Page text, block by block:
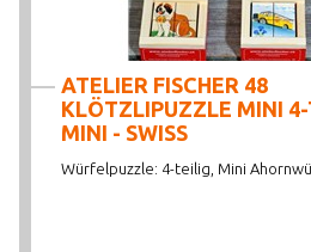
ATELIER FISCHER 48
KLÖTZLIPUZZLE MINI
MINI - SWISS
Würfelpuzzle: 4-teilig, Mini